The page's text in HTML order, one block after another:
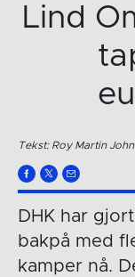
Lind
Tekst: Roy Martin
DHK har
bakpå med
kamper nå.